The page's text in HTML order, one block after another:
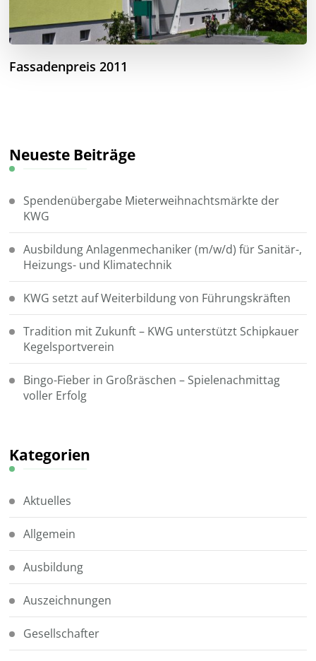
Fassadenpreis 2011
Neueste Beiträge
Spendenübergabe Mieterweihnachtsmärkte der
KWG
Ausbildung Anlagenmechaniker (m/w/d) für Sanitär-,
Heizungs- und Klimatechnik
KWG setzt auf Weiterbildung von Führungskräften
Tradition mit Zukunft – KWG unterstützt Schipkauer
Kegelsportverein
Bingo-Fieber in Großräschen – Spielenachmittag
voller Erfolg
Kategorien
Aktuelles
Allgemein
Ausbildung
Auszeichnungen
Gesellschafter